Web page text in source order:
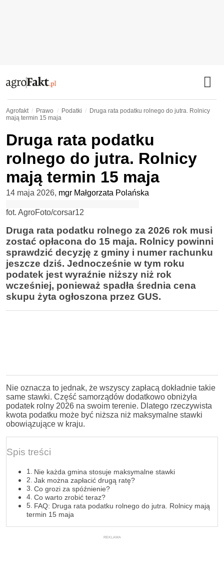
Agrofakt Prawo Podatki
Druga rata podatku rolnego do jutra. Rolnicy
mają termin 15 maja
Druga rata podatku
rolnego do jutra. Rolnicy
mają termin 15 maja
14 maja 2026, mgr Małgorzata Polańska
fot. AgroFoto/corsar12
Druga rata podatku rolnego za 2026 rok musi
zostać opłacona do 15 maja. Rolnicy powinni
sprawdzić decyzję z gminy i numer rachunku
jeszcze dziś. Jednocześnie w tym roku
podatek jest wyraźnie niższy niż rok
wcześniej, ponieważ spadła średnia cena
skupu żyta ogłoszona przez GUS.
Nie oznacza to jednak, że wszyscy zapłacą dokładnie takie
same stawki. Część samorządów dodatkowo obniżyła
podatek rolny 2026 na swoim terenie. Dlatego rzeczywista
kwota podatku może być niższa niż maksymalne stawki
obowiązujące w kraju.
Spis treści
Nie każda gmina stosuje maksymalne stawki
Jak można zapłacić drugą ratę?
Co grozi za spóźnienie?
Co warto zrobić teraz?
FAQ: Druga rata podatku rolnego do jutra. Rolnicy mają
termin 15 maja
REKLAMA